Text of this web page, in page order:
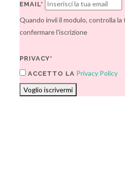
EMAIL*
Quando invii il modulo, controlla la
confermare l'iscrizione
PRIVACY*
ACCETTO LA Privacy Policy
Voglio iscrivermi